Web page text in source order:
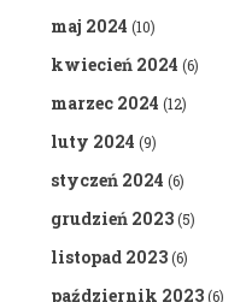
maj 2024 (10)
kwiecień 2024 (6)
marzec 2024 (12)
luty 2024 (9)
styczeń 2024 (6)
grudzień 2023(5)
listopad 2023(6)
październik 2023(6)